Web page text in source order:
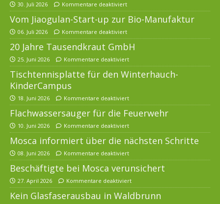
30. Juli 2026 Kommentare deaktiviert
Vom Jiaogulan-Start-up zur Bio-Manufaktur
06. Juli 2026 Kommentare deaktiviert
20 Jahre Tausendkraut GmbH
25. Juni 2026 Kommentare deaktiviert
Tischtennisplatte für den Winterhauch-
KinderCampus
18. Juni 2026 Kommentare deaktiviert
Flachwassersauger für die Feuerwehr
10. Juni 2026 Kommentare deaktiviert
Mosca informiert über die nächsten Schritte
08. Juni 2026 Kommentare deaktiviert
Beschäftigte bei Mosca verunsichert
27. April 2026 Kommentare deaktiviert
Kein Glasfaserausbau in Waldbrunn